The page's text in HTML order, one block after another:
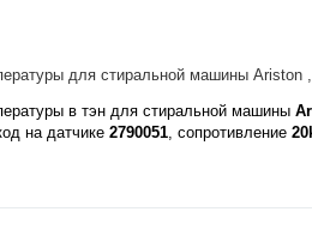
для стиральной машины Ariston
в тэн для стиральной машины
на датчике 2790051, сопротивление